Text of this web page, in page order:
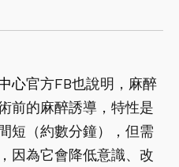
心官方FB也說明，麻醉
前的麻醉誘導，特性是
短（約數分鐘），但需
因為它會降低意識、改